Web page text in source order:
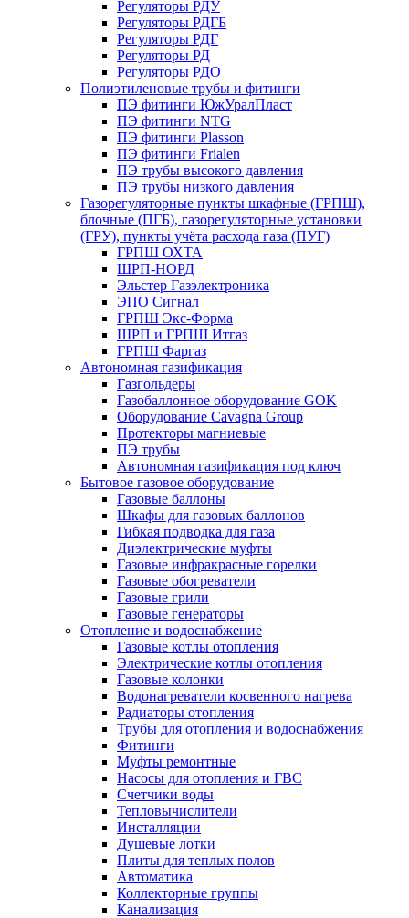
Регуляторы РДУ
Регуляторы РДГБ
Регуляторы РДГ
Регуляторы РД
Регуляторы РДО
Полиэтиленовые трубы и фитинги
ПЭ фитинги ЮжУралПласт
ПЭ фитинги NTG
ПЭ фитинги Plasson
ПЭ фитинги Frialen
ПЭ трубы высокого давления
ПЭ трубы низкого давления
Газорегуляторные пункты шкафные (ГРПШ),
блочные (ПГБ), газорегуляторные установки
(ГРУ), пункты учёта расхода газа (ПУГ)
ГРПШ ОХТА
ШРП-НОРД
Эльстер Газэлектроника
ЭПО Сигнал
ГРПШ Экс-Форма
ШРП и ГРПШ Итгаз
ГРПШ Фаргаз
Автономная газификация
Газгольдеры
Газобаллонное оборудование GOK
Оборудование Cavagna Group
Протекторы магниевые
ПЭ трубы
Автономная газификация под ключ
Бытовое газовое оборудование
Газовые баллоны
Шкафы для газовых баллонов
Гибкая подводка для газа
Диэлектрические муфты
Газовые инфракрасные горелки
Газовые обогреватели
Газовые грили
Газовые генераторы
Отопление и водоснабжение
Газовые котлы отопления
Электрические котлы отопления
Газовые колонки
Водонагреватели косвенного нагрева
Радиаторы отопления
Трубы для отопления и водоснабжения
Фитинги
Муфты ремонтные
Насосы для отопления и ГВС
Счетчики воды
Тепловычислители
Инсталляции
Душевые лотки
Плиты для теплых полов
Автоматика
Коллекторные группы
Канализация